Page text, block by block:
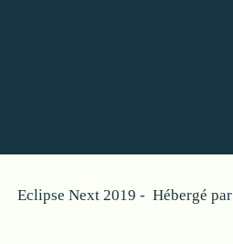
Eclipse Next 2019 - Hébergé par